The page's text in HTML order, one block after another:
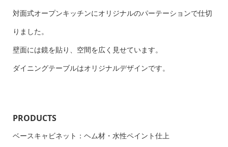
対面式オープンキッチンにオリジナルのパーテーションで仕切
りました。
壁面には鏡を貼り、空間を広く見せています。
ダイニングテーブルはオリジナルデザインです。
PRODUCTS
ベースキャビネット：ヘム材・水性ペイント仕上